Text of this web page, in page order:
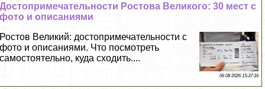
Достопримечательности Ростова Великого: 30 мест с
фото и описаниями
Ростов Великий: достопримечательности с
фото и описаниями. Что посмотреть
самостоятельно, куда сходить....
06 08 2026 15:37:16